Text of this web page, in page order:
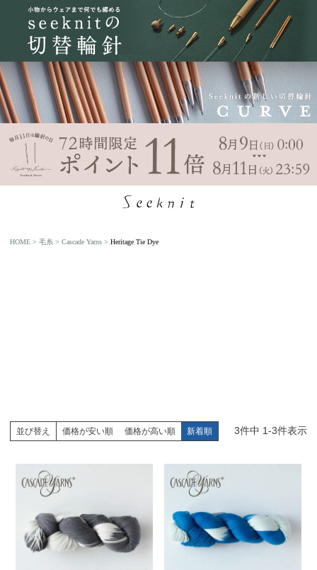
HOME 毛糸 Cascade Yarns Heritage Tie Dye
並び替え 価格が安い順 価格が高い順 新着順 3件中 1-3件表示